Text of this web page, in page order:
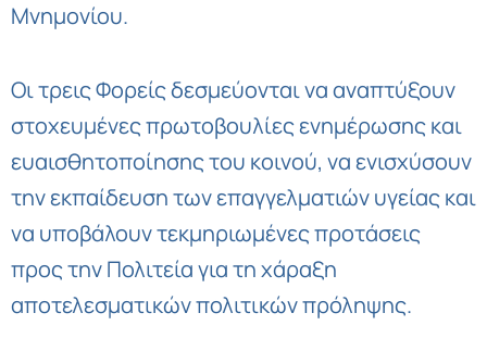
Μνημονίου.
Οι τρεις Φορείς δεσμεύονται να αναπτύξουν
στοχευμένες πρωτοβουλίες ενημέρωσης και
ευαισθητοποίησης του κοινού, να ενισχύσουν
την εκπαίδευση των επαγγελματιών υγείας και
να υποβάλουν τεκμηριωμένες προτάσεις
προς την Πολιτεία για τη χάραξη
αποτελεσματικών πολιτικών πρόληψης.